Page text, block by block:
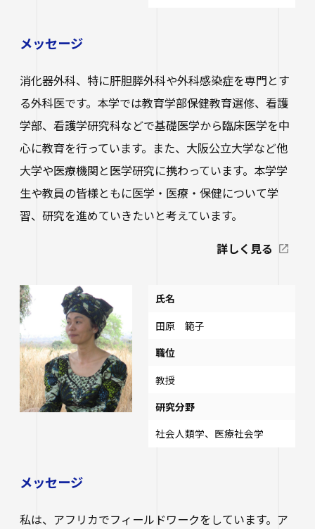
メッセージ
消化器外科、特に肝胆膵外科や外科感染症を専門とす
る外科医です。本学では教育学部保健教育選修、看護
学部、看護学研究科などで基礎医学から臨床医学を中
心に教育を行っています。また、大阪公立大学など他
大学や医療機関と医学研究に携わっています。本学学
生や教員の皆様ともに医学・医療・保健について学
習、研究を進めていきたいと考えています。
詳しく見る
メッセージ
私は、アフリカでフィールドワークをしています。ア
氏名
田原 範子
職位
教授
研究分野
社会人類学、医療社会学